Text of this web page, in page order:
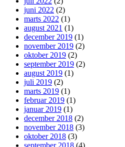
juni 2022 (2)
marts 2022 (1)
august 2021 (1)
december 2019 (1)
november 2019 (2)
oktober 2019 (2)
september 2019 (2)
august 2019 (1)
juli 2019 (2)
marts 2019 (1)
februar 2019 (1)
januar 2019 (1)
december 2018 (2)
november 2018 (3)
oktober 2018 (3)